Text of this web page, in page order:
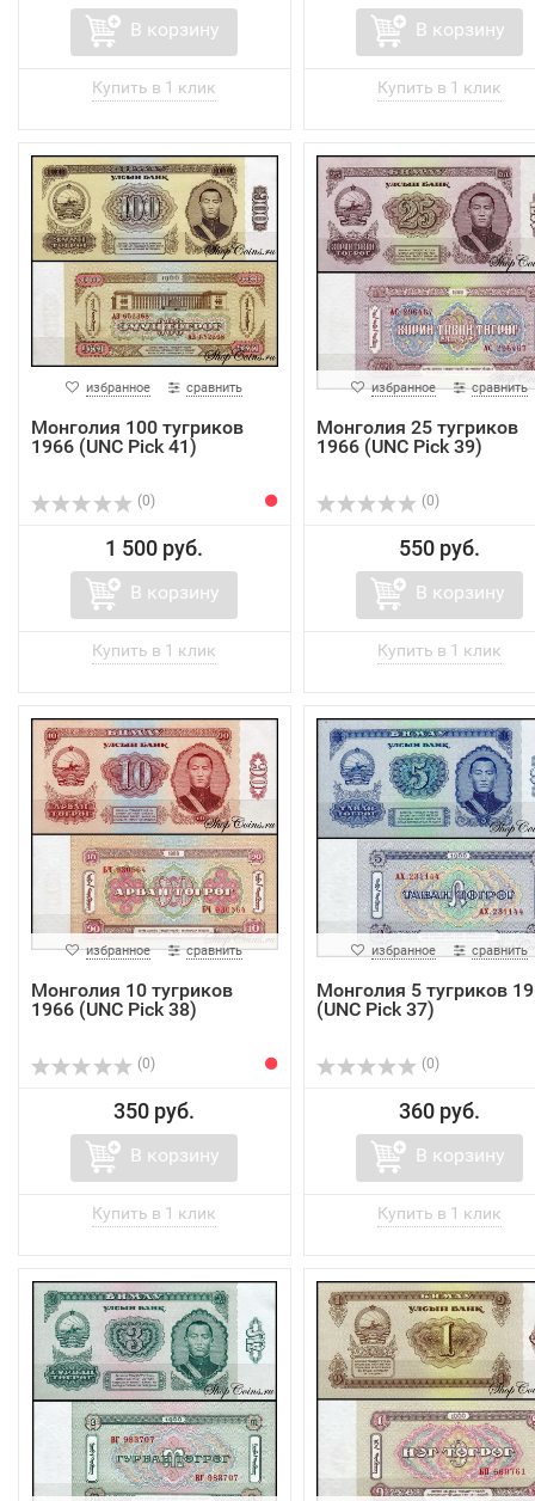
В корзину В корзину
избранное сравнить
Монголия 100 тугриков
1966 (UNC Pick 41)
(0)
1 500 руб.
В корзину
избранное сравнить
Монголия 25 тугриков
1966 (UNC Pick 39)
(0)
550 руб.
В корзину
избранное сравнить
Монголия 10 тугриков
1966 (UNC Pick 38)
(0)
350 руб.
В корзину
избранное сравнить
Монголия 5 тугриков
(UNC Pick 37)
(0)
360 руб.
В корзину